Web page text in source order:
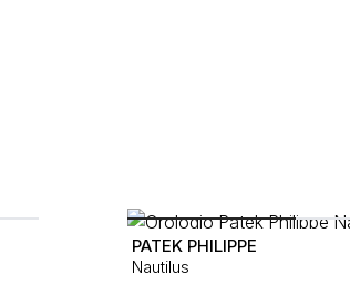
PATEK PHILIPPE
Nautilus